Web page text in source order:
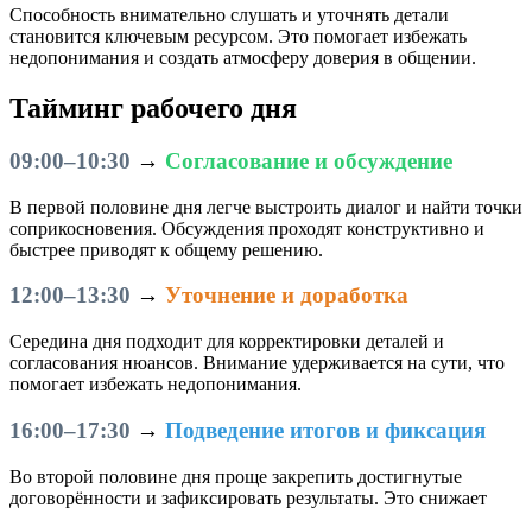
Способность внимательно слушать и уточнять детали
становится ключевым ресурсом. Это помогает избежать
недопонимания и создать атмосферу доверия в общении.
Тайминг рабочего дня
09:00–10:30 → Согласование и обсуждение
В первой половине дня легче выстроить диалог и найти точки
соприкосновения. Обсуждения проходят конструктивно и
быстрее приводят к общему решению.
12:00–13:30 → Уточнение и доработка
Середина дня подходит для корректировки деталей и
согласования нюансов. Внимание удерживается на сути, что
помогает избежать недопонимания.
16:00–17:30 → Подведение итогов и фиксация
Во второй половине дня проще закрепить достигнутые
договорённости и зафиксировать результаты. Это снижает